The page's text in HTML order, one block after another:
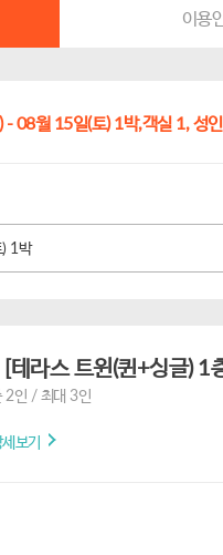
이용
- 08월 15일(토) 1박,객실 1,성
1박
테라스 트윈(퀸+싱글) 1
2인 / 최대 3인
보기